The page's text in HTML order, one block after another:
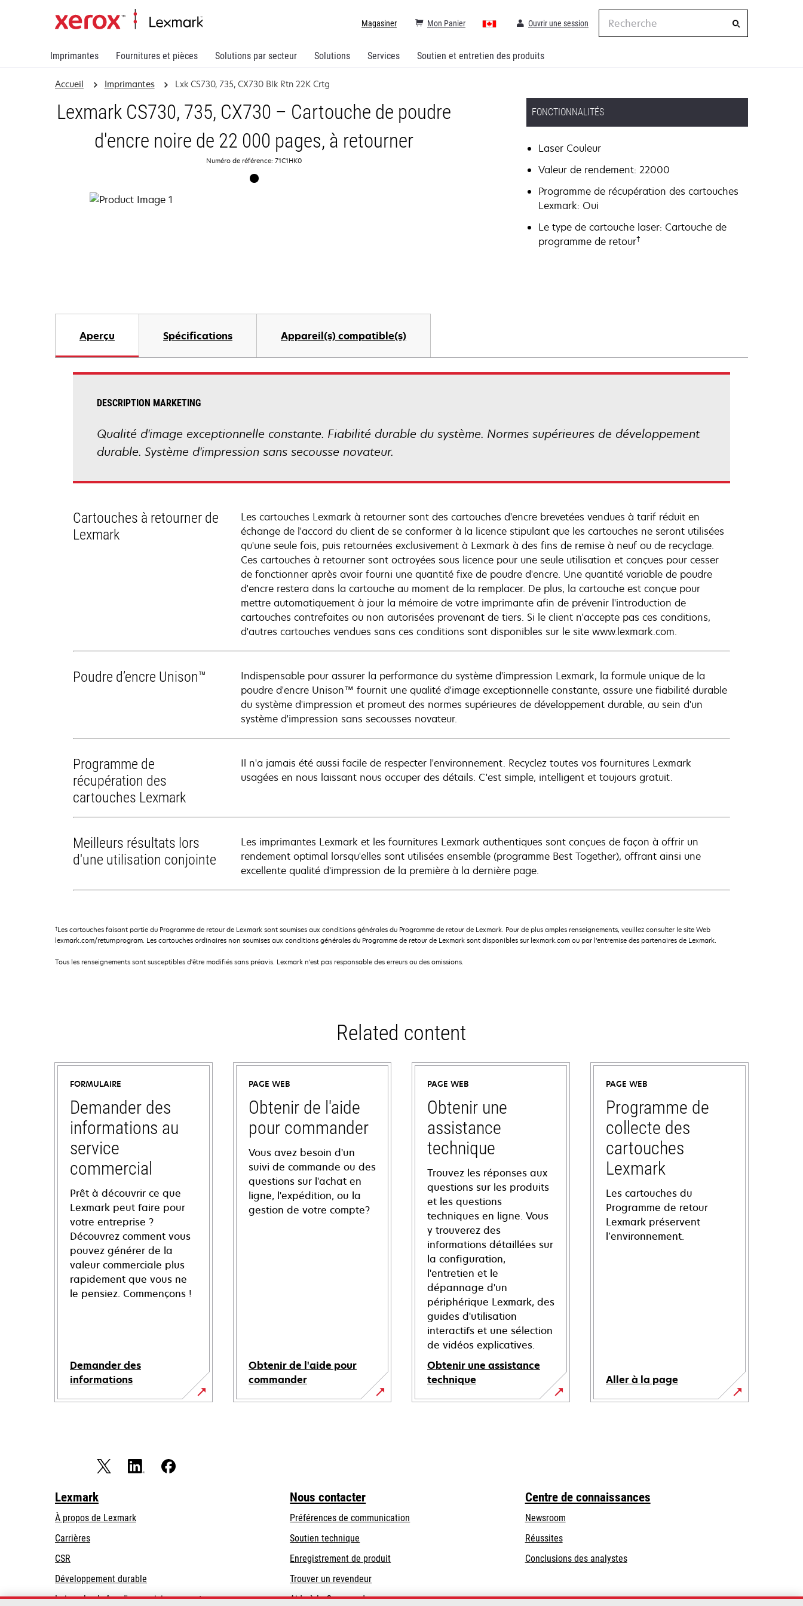
Imprimantes Fournitures et pièces Solutions par secteur Solutions Services Soutien et entretien des produits
Magasiner Mon Panier
Recherche
Ouvrir une session
Accueil Imprimantes Lxk CS730, 735, CX730 Blk Rtn 22K Crtg
Lexmark CS730, 735, CX730 – Cartouche de poudre
d'encre noire de 22 000 pages, à retourner
Numéro de référence: 71C1HK0
FONCTIONNALITÉS
Laser Couleur
Valeur de rendement: 22000
Programme de récupération des cartouches
Lexmark: Oui
Le type de cartouche laser: Cartouche de
programme de retour†
Aperçu Spécifications Appareil(s) compatible(s)
DESCRIPTION MARKETING
Qualité d'image exceptionnelle constante. Fiabilité durable du système. Normes supérieures de développement
durable. Système d'impression sans secousse novateur.
Cartouches à retourner de
Lexmark
Les cartouches Lexmark à retourner sont des cartouches d'encre brevetées vendues à tarif réduit en
échange de l'accord du client de se conformer à la licence stipulant que les cartouches ne seront utilisées
qu'une seule fois, puis retournées exclusivement à Lexmark à des fins de remise à neuf ou de recyclage.
Ces cartouches à retourner sont octroyées sous licence pour une seule utilisation et conçues pour cesser
de fonctionner après avoir fourni une quantité fixe de poudre d'encre. Une quantité variable de poudre
d'encre restera dans la cartouche au moment de la remplacer. De plus, la cartouche est conçue pour
mettre automatiquement à jour la mémoire de votre imprimante afin de prévenir l'introduction de
cartouches contrefaites ou non autorisées provenant de tiers. Si le client n'accepte pas ces conditions,
d'autres cartouches vendues sans ces conditions sont disponibles sur le site www.lexmark.com.
Poudre d’encre Unison™
Indispensable pour assurer la performance du système d'impression Lexmark, la formule unique de la
poudre d'encre Unison™ fournit une qualité d'image exceptionnelle constante, assure une fiabilité durable
du système d'impression et promeut des normes supérieures de développement durable, au sein d'un
système d'impression sans secousses novateur.
Programme de
récupération des
cartouches Lexmark
Il n'a jamais été aussi facile de respecter l'environnement. Recyclez toutes vos fournitures Lexmark
usagées en nous laissant nous occuper des détails. C'est simple, intelligent et toujours gratuit.
Meilleurs résultats lors
d'une utilisation conjointe
Les imprimantes Lexmark et les fournitures Lexmark authentiques sont conçues de façon à offrir un
rendement optimal lorsqu'elles sont utilisées ensemble (programme Best Together), offrant ainsi une
excellente qualité d'impression de la première à la dernière page.
†Les cartouches faisant partie du Programme de retour de Lexmark sont soumises aux conditions générales du Programme de retour de Lexmark. Pour de plus amples renseignements, veuillez consulter le site Web
lexmark.com/returnprogram. Les cartouches ordinaires non soumises aux conditions générales du Programme de retour de Lexmark sont disponibles sur lexmark.com ou par l’entremise des partenaires de Lexmark.
Tous les renseignements sont susceptibles d'être modifiés sans préavis. Lexmark n'est pas responsable des erreurs ou des omissions.
Related content
FORMULAIRE
Demander des
informations au
service
commercial
Prêt à découvrir ce que
Lexmark peut faire pour
votre entreprise ?
Découvrez comment vous
pouvez générer de la
valeur commerciale plus
rapidement que vous ne
le pensiez. Commençons !
Demander des
informations
PAGE WEB
Obtenir de l'aide
pour commander
Vous avez besoin d'un
suivi de commande ou des
questions sur l'achat en
ligne, l'expédition, ou la
gestion de votre compte?
Obtenir de l'aide pour
commander
PAGE WEB
Obtenir une
assistance
technique
Trouvez les réponses aux
questions sur les produits
et les questions
techniques en ligne. Vous
y trouverez des
informations détaillées sur
la configuration,
l'entretien et le
dépannage d'un
périphérique Lexmark, des
guides d'utilisation
interactifs et une sélection
de vidéos explicatives.
Obtenir une assistance
technique
s’ouvre
PAGE WEB
Programme de
collecte des
cartouches
Lexmark
Les cartouches du
Programme de retour
Lexmark préservent
l’environnement.
Aller à la page
Lexmark
À propos de Lexmark
Carrières
CSR
Développement durable
Loi sur la chaîne d'approvisionnement
Nous contacter
Préférences de communication
s’ouvre
dans
un
nouvel
onglet
Soutien technique
un
nouvel
onglet
Enregistrement de produit
Trouver un revendeur
Aide à la Commande
Centre de connaissances
Newsroom
Réussites
Conclusions des analystes